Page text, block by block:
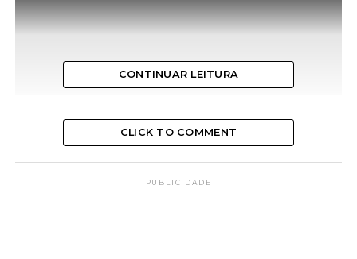
CONTINUAR LEITURA
CLICK TO COMMENT
PUBLICIDADE